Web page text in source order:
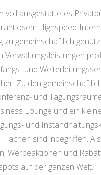
voll ausgestattetes
Highspeed-
zu gemeinschaftlich
Verwaltungsleistungen
und
Zu den
und
Lounge und ein
und
sind inbegriffen.
Werbeaktionen und
auf der ganzen Welt.